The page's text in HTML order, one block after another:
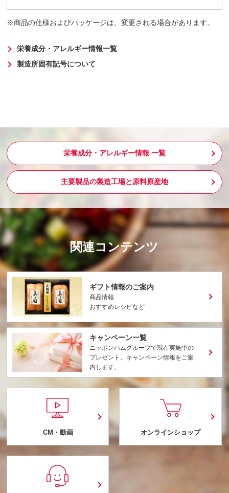
商品の仕様およびパッケージは、変更される場合があります。
栄養成分・アレルギー情報一覧
製造所固有記号について
栄養成分・アレルギー情報 一覧
主要製品の製造工場と原料原産地
関連コンテンツ
ギフト情報のご案内
商品情報
おすすめレシピなど
キャンペーン一覧
ニッポンハムグループで現在実施中の
プレゼント、キャンペーン情報をご案
内します。
CM・動画 オンラインショップ